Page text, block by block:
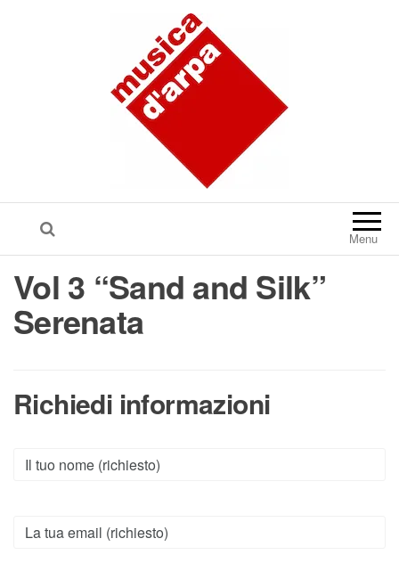
Menu
Vol 3 “Sand and Silk”
Serenata
Richiedi informazioni